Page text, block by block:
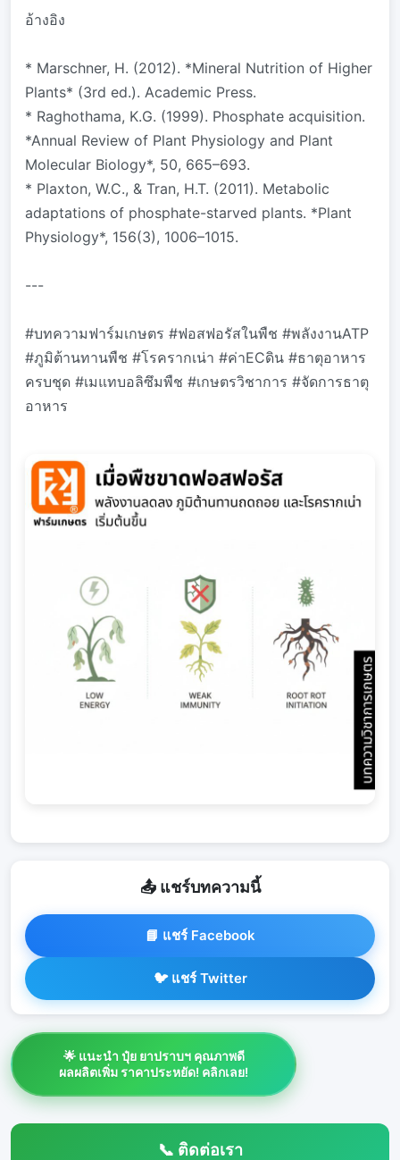
อ้างอิง
* Marschner, H. (2012). *Mineral Nutrition of Higher
Plants* (3rd ed.). Academic Press.
* Raghothama, K.G. (1999). Phosphate acquisition.
*Annual Review of Plant Physiology and Plant
Molecular Biology*, 50, 665–693.
* Plaxton, W.C., & Tran, H.T. (2011). Metabolic
adaptations of phosphate-starved plants. *Plant
Physiology*, 156(3), 1006–1015.
---
#บทความฟาร์มเกษตร #ฟอสฟอรัสในพืช #พลังงานATP
#ภูมิต้านทานพืช #โรครากเน่า #ค่าECดิน #ธาตุอาหาร
ครบชุด #เมแทบอลิซึมพืช #เกษตรวิชาการ #จัดการธาตุ
อาหาร
📤 แชร์บทความนี้
📘 แชร์ Facebook
🐦 แชร์ Twitter
🌟 แนะนำ ปุ๋ย ยาปราบฯ คุณภาพดี
ผลผลิตเพิ่ม ราคาประหยัด! คลิกเลย!
📞 ติดต่อเรา